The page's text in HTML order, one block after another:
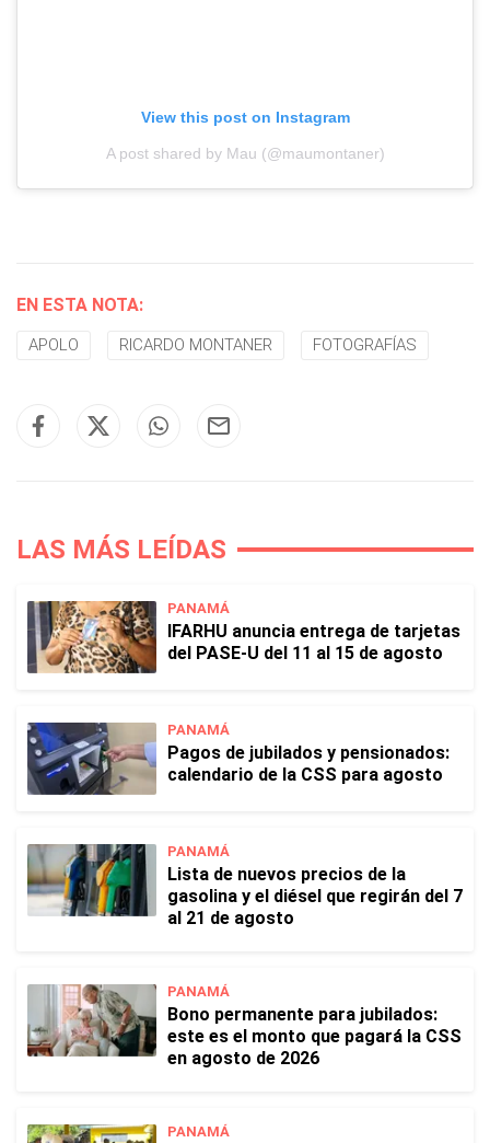
View this post on Instagram
A post shared by Mau (@maumontaner)
EN ESTA NOTA:
APOLO RICARDO MONTANER FOTOGRAFÍAS
LAS MÁS LEÍDAS
PANAMÁ
IFARHU anuncia entrega de tarjetas
del PASE-U del 11 al 15 de agosto
PANAMÁ
Pagos de jubilados y pensionados:
calendario de la CSS para agosto
PANAMÁ
Lista de nuevos precios de la
gasolina y el diésel que regirán del 7
al 21 de agosto
PANAMÁ
Bono permanente para jubilados:
este es el monto que pagará la CSS
en agosto de 2026
PANAMÁ